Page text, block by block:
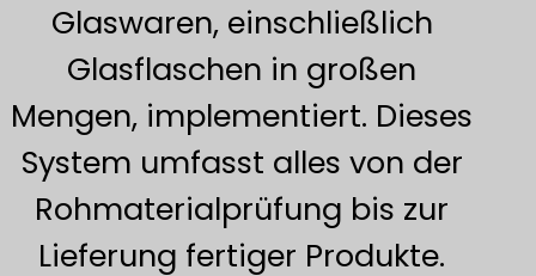
Glaswaren, einschließlich
Glasflaschen in großen
Mengen, implementiert. Dieses
System umfasst alles von der
Rohmaterialprüfung bis zur
Lieferung fertiger Produkte.